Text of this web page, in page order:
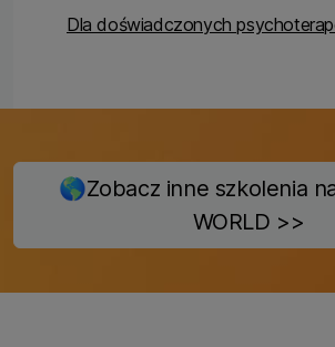
Dla doświadczonych
🌎Zobacz inne szkolenia
WORLD >>